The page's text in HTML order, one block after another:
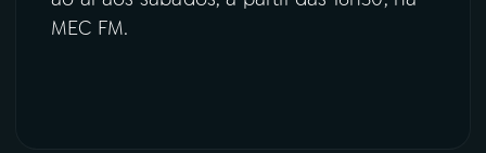
Instagram X
MEC FM.